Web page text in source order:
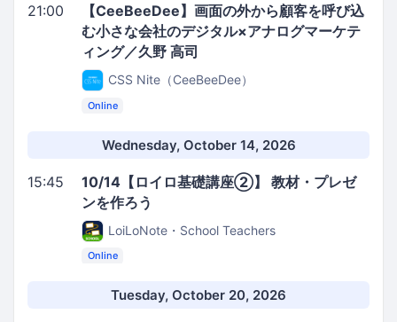
21:00
【CeeBeeDee】画面の外から顧客を呼び込
む小さな会社のデジタル×アナログマーケテ
ィング／久野 高司
CSS Nite（CeeBeeDee）
Online
Wednesday, October 14, 2026
15:45
10/14【ロイロ基礎講座②】 教材・プレゼ
ンを作ろう
LoiLoNote・School Teachers
Online
Tuesday, October 20, 2026